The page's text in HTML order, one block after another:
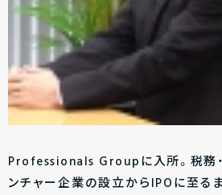
Professionals Groupに入所。税務
ンチャー企業の設立からIPOに至る